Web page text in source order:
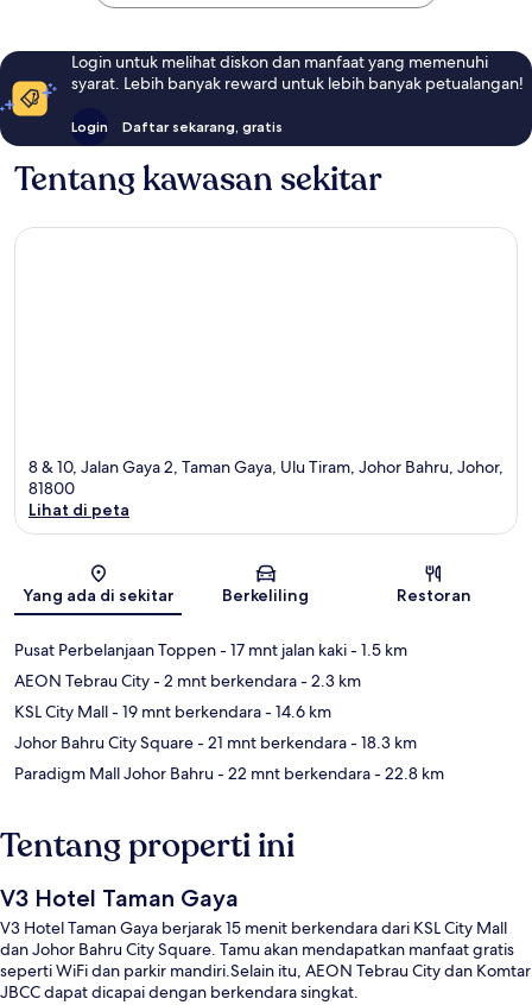
Login untuk melihat diskon dan manfaat yang memenuhi
syarat. Lebih banyak reward untuk lebih banyak petualangan!
Login Daftar sekarang, gratis
Tentang kawasan sekitar
8 & 10, Jalan Gaya 2, Taman Gaya, Ulu Tiram, Johor Bahru, Johor,
81800
Lihat di peta
Yang ada di sekitar Berkeliling Restoran
Pusat Perbelanjaan Toppen- 17 mnt jalan kaki- 1.5 km
AEON Tebrau City- 2 mnt berkendara- 2.3 km
KSL City Mall- 19 mnt berkendara- 14.6 km
Johor Bahru City Square- 21 mnt berkendara- 18.3 km
Paradigm Mall Johor Bahru- 22 mnt berkendara- 22.8 km
Tentang properti ini
V3 Hotel Taman Gaya
V3 Hotel Taman Gaya berjarak 15 menit berkendara dari KSL City Mall
dan Johor Bahru City Square. Tamu akan mendapatkan manfaat gratis
seperti WiFi dan parkir mandiri.Selain itu, AEON Tebrau City dan Komtar
JBCC dapat dicapai dengan berkendara singkat.